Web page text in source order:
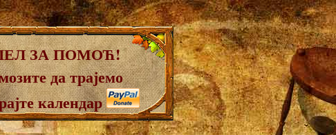
ЗА ПОМОЋ!
да трајемо
календар